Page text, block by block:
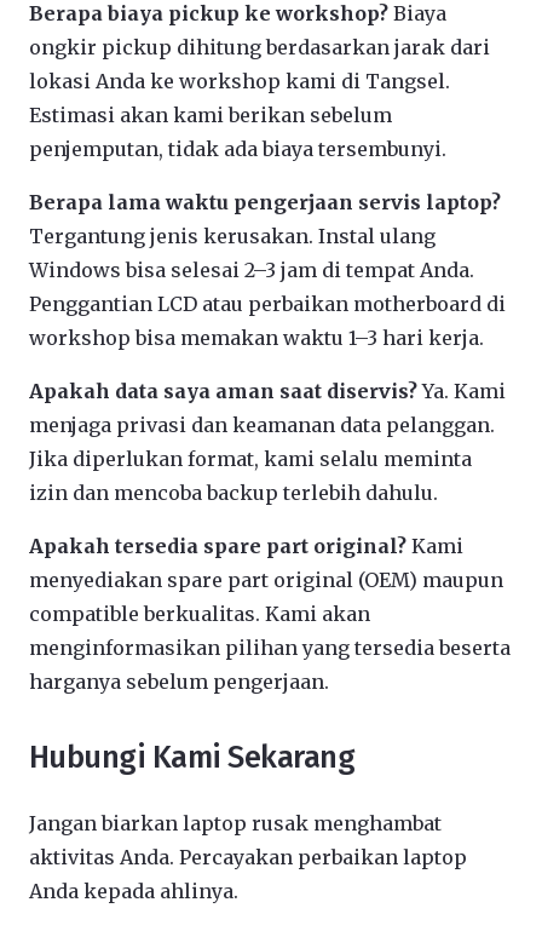
Berapa biaya pickup ke workshop? Biaya
ongkir pickup dihitung berdasarkan jarak dari
lokasi Anda ke workshop kami di Tangsel.
Estimasi akan kami berikan sebelum
penjemputan, tidak ada biaya tersembunyi.
Berapa lama waktu pengerjaan servis laptop?
Tergantung jenis kerusakan. Instal ulang
Windows bisa selesai 2–3 jam di tempat Anda.
Penggantian LCD atau perbaikan motherboard di
workshop bisa memakan waktu 1–3 hari kerja.
Apakah data saya aman saat diservis?Ya. Kami
menjaga privasi dan keamanan data pelanggan.
Jika diperlukan format, kami selalu meminta
izin dan mencoba backup terlebih dahulu.
Apakah tersedia spare part original? Kami
menyediakan spare part original (OEM) maupun
compatible berkualitas. Kami akan
menginformasikan pilihan yang tersedia beserta
harganya sebelum pengerjaan.
Hubungi Kami Sekarang
Jangan biarkan laptop rusak menghambat
aktivitas Anda. Percayakan perbaikan laptop
Anda kepada ahlinya.